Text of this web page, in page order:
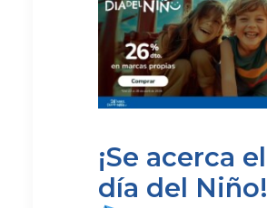
¡Se acerca el
día del Niño!